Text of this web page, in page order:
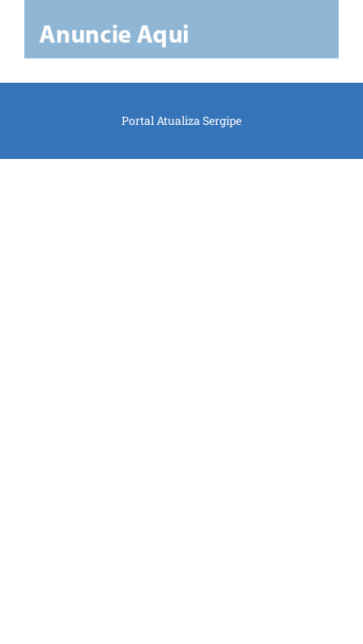
Portal Atualiza Sergipe